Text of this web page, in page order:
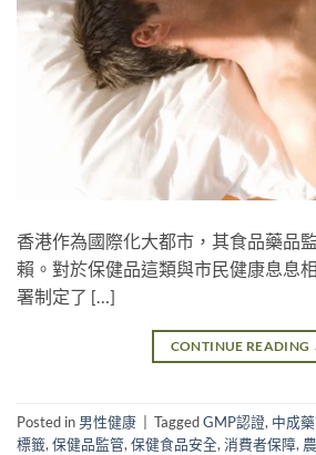
香港作為國際化大都市，其食品藥品
賴。對於保健品這類與市民健康息息
署制定了 […]
CONTINUE READING
Posted in 男性健康 TaggedGMP認證, 中成
標籤,保健品監管,保健食品安全,消費者保障,